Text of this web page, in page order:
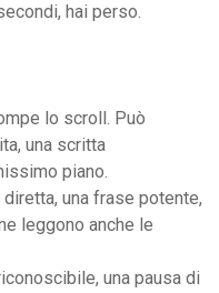
hai perso.
lo scroll. Può
una scritta
piano.
diretta, una frase potente,
leggono anche le
una pausa di